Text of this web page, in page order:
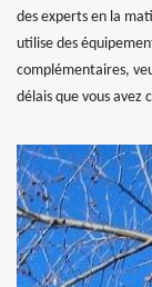
des experts en la
utilise des
complémentaires,
délais que vous avez